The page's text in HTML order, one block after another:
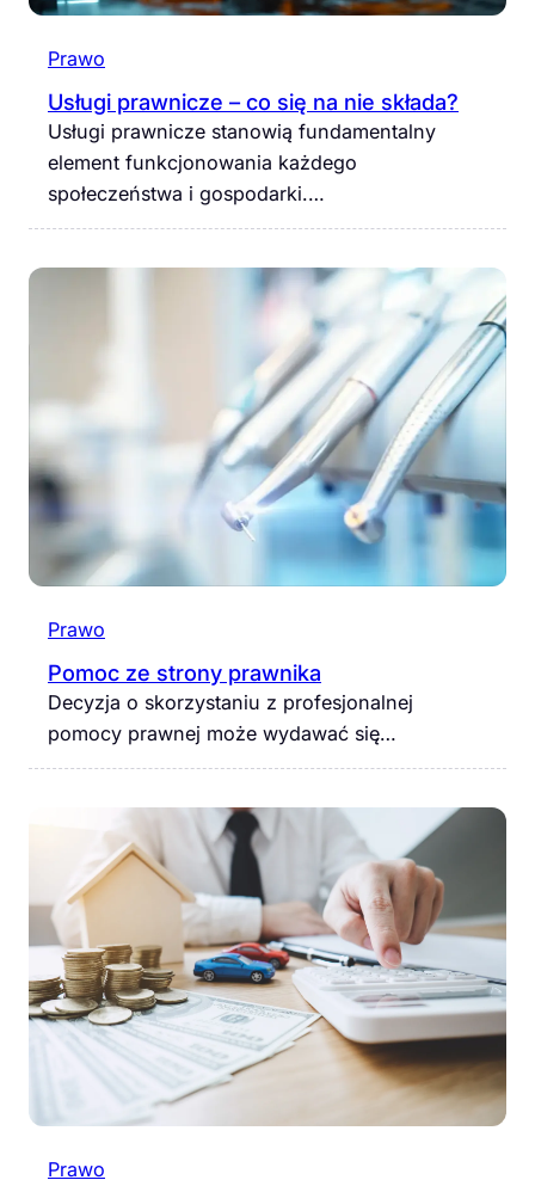
Prawo
Usługi prawnicze – co się na nie składa?
Usługi prawnicze stanowią fundamentalny
element funkcjonowania każdego
społeczeństwa i gospodarki.…
Prawo
Pomoc ze strony prawnika
Decyzja o skorzystaniu z profesjonalnej
pomocy prawnej może wydawać się…
Prawo